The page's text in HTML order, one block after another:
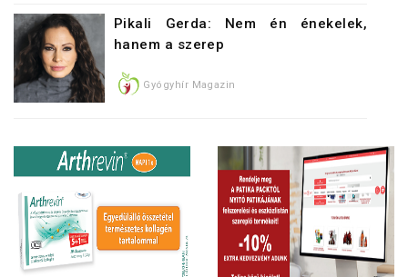
Pikali Gerda: Nem én énekelek,
hanem a szerep
Gyógyhír Magazin